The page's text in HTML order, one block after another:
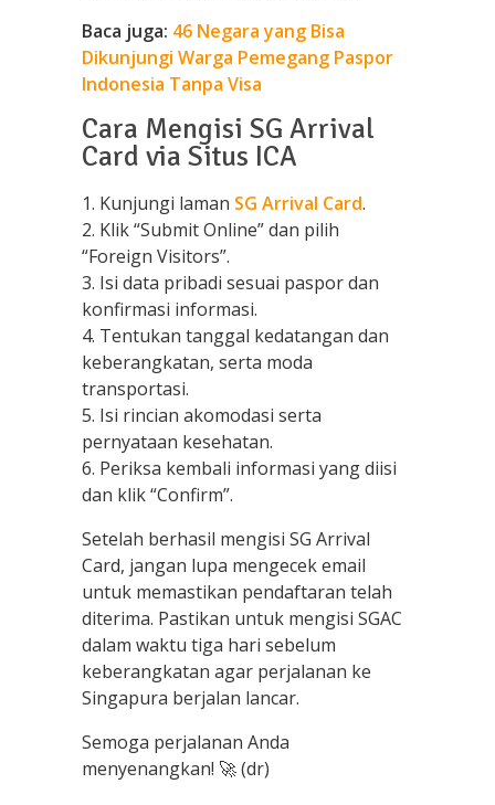
Baca juga: 46 Negara yang Bisa
Dikunjungi Warga Pemegang Paspor
Indonesia Tanpa Visa
Cara Mengisi SG Arrival
Card via Situs ICA
1. Kunjungi laman SG Arrival Card.
2. Klik “Submit Online” dan pilih
“Foreign Visitors”.
3. Isi data pribadi sesuai paspor dan
konfirmasi informasi.
4. Tentukan tanggal kedatangan dan
keberangkatan, serta moda
transportasi.
5. Isi rincian akomodasi serta
pernyataan kesehatan.
6. Periksa kembali informasi yang diisi
dan klik “Confirm”.
Setelah berhasil mengisi SG Arrival
Card, jangan lupa mengecek email
untuk memastikan pendaftaran telah
diterima. Pastikan untuk mengisi SGAC
dalam waktu tiga hari sebelum
keberangkatan agar perjalanan ke
Singapura berjalan lancar.
Semoga perjalanan Anda
menyenangkan! 🚀 (dr)